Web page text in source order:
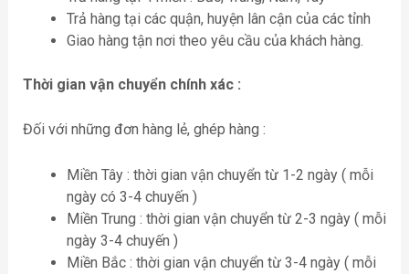
Trả hàng tại các quận, huyện lân cận của các tỉnh
Giao hàng tận nơi theo yêu cầu của khách hàng.
Thời gian vận chuyển chính xác :
Đối với những đơn hàng lẻ, ghép hàng :
Miền Tây : thời gian vận chuyển từ 1-2 ngày ( mỗi
ngày có 3-4 chuyến )
Miền Trung : thời gian vận chuyển từ 2-3 ngày ( mỗi
ngày 3-4 chuyến )
Miền Bắc : thời gian vận chuyển từ 3-4 ngày ( mỗi